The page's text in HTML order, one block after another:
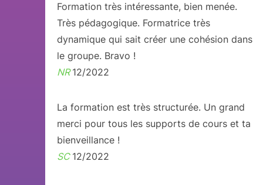
Formation très intéressante, bien menée.
Très pédagogique. Formatrice très
dynamique qui sait créer une cohésion dans
le groupe. Bravo !
NR12/2022
La formation est très structurée. Un grand
merci pour tous les supports de cours et ta
bienveillance !
SC 12/2022